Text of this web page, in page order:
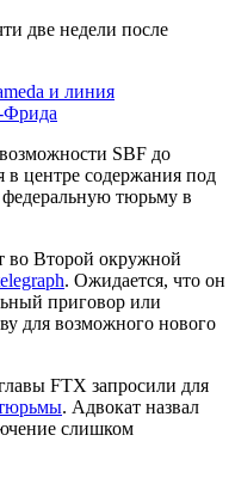
две недели после
и линия
Фрида
SBF до
в центре содержания под
федеральную тюрьму в
во Второй окружной
. Ожидается, что он
приговор или
для возможного нового
FTX запросили для
. Адвокат назвал
слишком